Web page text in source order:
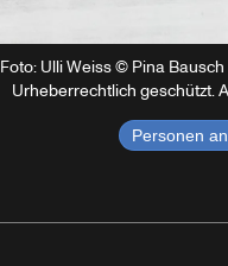
Foto: Ulli Weiss © Pina
Urheberrechtlich geschützt.
Personen